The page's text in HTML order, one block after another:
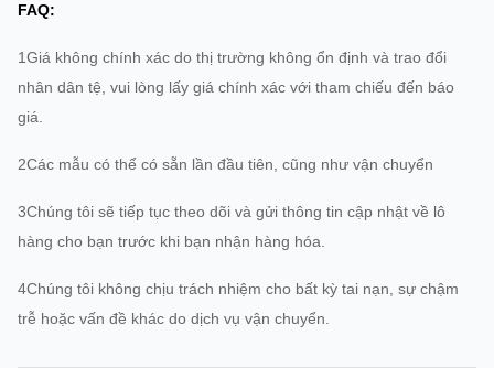
FAQ:
1Giá không chính xác do thị trường không ổn định và trao đổi
nhân dân tệ, vui lòng lấy giá chính xác với tham chiếu đến báo
giá.
2Các mẫu có thể có sẵn lần đầu tiên, cũng như vận chuyển
3Chúng tôi sẽ tiếp tục theo dõi và gửi thông tin cập nhật về lô
hàng cho bạn trước khi bạn nhận hàng hóa.
4Chúng tôi không chịu trách nhiệm cho bất kỳ tai nạn, sự chậm
trễ hoặc vấn đề khác do dịch vụ vận chuyển.